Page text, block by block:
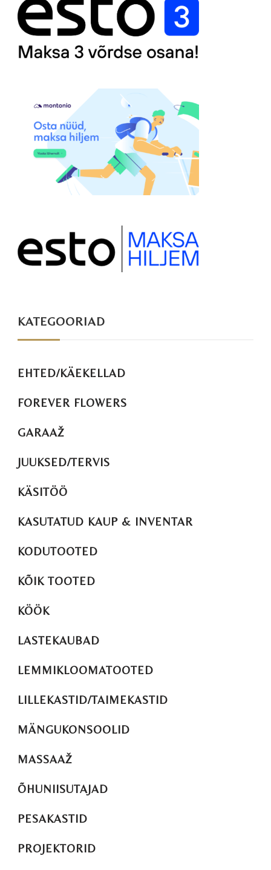
KATEGOORIAD
EHTED/KÄEKELLAD
FOREVER FLOWERS
GARAAŽ
JUUKSED/TERVIS
KÄSITÖÖ
KASUTATUD KAUP & INVENTAR
KODUTOOTED
KÕIK TOOTED
KÖÖK
LASTEKAUBAD
LEMMIKLOOMATOOTED
LILLEKASTID/TAIMEKASTID
MÄNGUKONSOOLID
MASSAAŽ
ÕHUNIISUTAJAD
PESAKASTID
PROJEKTORID